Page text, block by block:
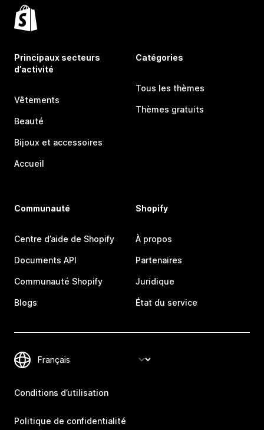
Principaux secteurs
d’activité
Vêtements
Beauté
Bijoux et accessoires
Accueil
Catégories
Tous les thèmes
Thèmes gratuits
Communauté
Centre d’aide de Shopify
Documents API
Communauté Shopify
Blogs
Shopify
À propos
Partenaires
Juridique
État du service
Conditions d’utilisation
Politique de confidentialité